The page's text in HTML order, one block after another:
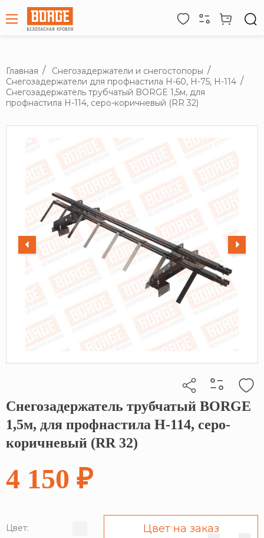
Главная
Снегозадержатели и снегостопоры
Снегозадержатели для профнастила H-60, H-75, H-114
Снегозадержатель трубчатый BORGE 1,5м, для
профнастила Н-114, серо-коричневый (RR 32)
Кликните, чтобы скопировать прямую ссылку
Снегозадержатель трубчатый BORGE
1,5м, для профнастила Н-114, серо-
коричневый (RR 32)
4 150 ₽
Цвет: Цвет на заказ